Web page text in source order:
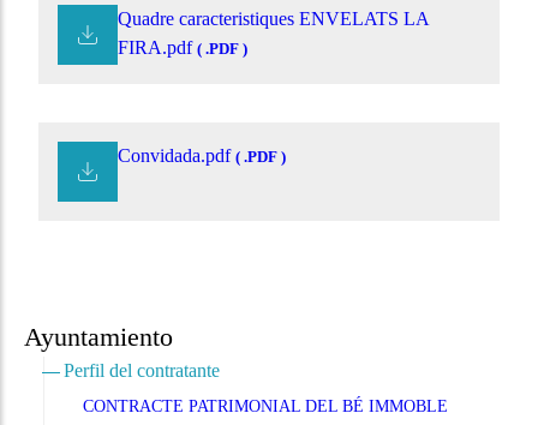
Ayuntamiento
Perfil del contratante
CONTRACTE PATRIMONIAL DEL BÉ IMMOBLE
Quadre caracteristiques ENVELATS LA
FIRA.pdf ( .PDF )
Convidada.pdf ( .PDF )